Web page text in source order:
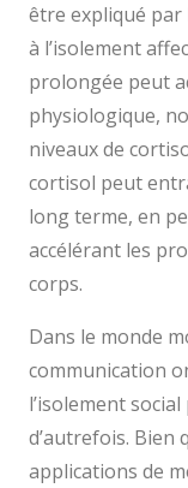
être expliqué par
à l’isolement
prolongée peut
physiologique,
niveaux de
cortisol peut
long terme, en
accélérant les
corps.
Dans le monde
communication
l’isolement
d’autrefois. Bien
applications de